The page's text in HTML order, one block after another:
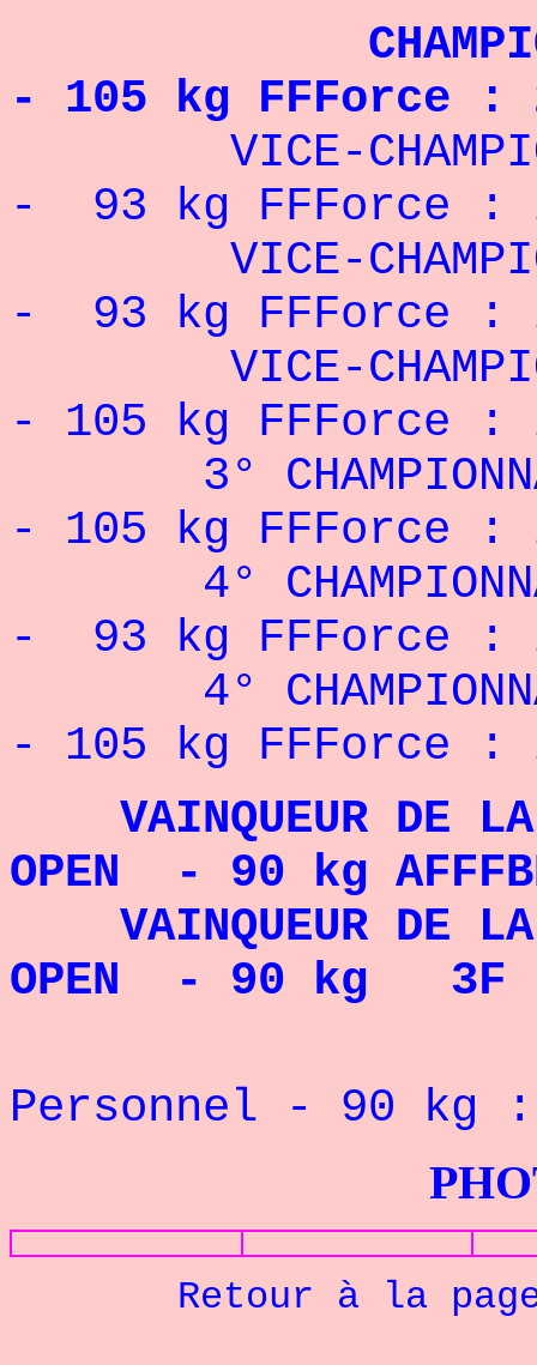
CHAMPION DE
- 105 kg FFForce :
VICE-CHAMPION
- 93 kg FFForce :
VICE-CHAMPION
- 93 kg FFForce :
VICE-CHAMPION
- 105 kg FFForce :
3° CHAMPIONNAT
- 105 kg FFForce :
4° CHAMPIONNAT
- 93 kg FFForce :
4° CHAMPIONNAT
- 105 kg FFForce :
VAINQUEUR DE
OPEN - 90 kg
VAINQUEUR DE
OPEN - 90 kg
Personnel - 90 kg
PHOTOS
Retour à la